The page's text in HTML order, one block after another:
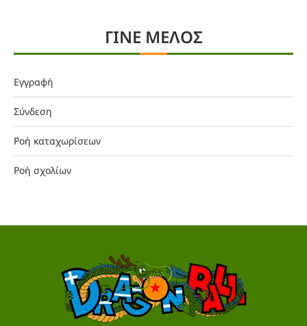
ΓΙΝΕ ΜΕΛΟΣ
Εγγραφή
Σύνδεση
Ροή καταχωρίσεων
Ροή σχολίων